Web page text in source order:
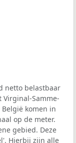
netto belastbaar
Samme-
komen in
op de meter.
gebied. Deze
Hierbij zijn alle